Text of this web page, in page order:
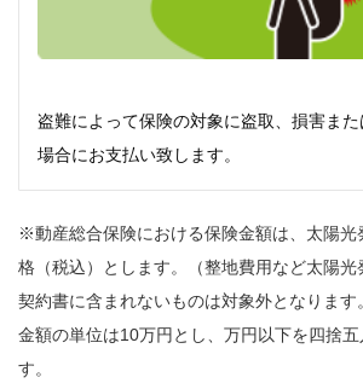
盗難によって保険の対象に盗取、損害ま
場合にお支払い致します。
※動産総合保険における保険金額は、太陽光
格（税込）とします。（整地費用など太陽光
契約書に含まれないものは対象外となりま
金額の単位は10万円とし、万円以下を四捨五
す。